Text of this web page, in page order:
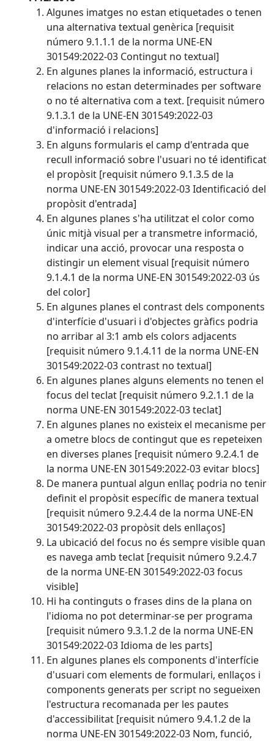
Algunes imatges no estan etiquetades o tenen
una alternativa textual genèrica [requisit
número 9.1.1.1 de la norma UNE-EN
301549:2022-03 Contingut no textual]
En algunes planes la informació, estructura i
relacions no estan determinades per software
o no té alternativa com a text. [requisit número
9.1.3.1 de la UNE-EN 301549:2022-03
d'informació i relacions]
En alguns formularis el camp d'entrada que
recull informació sobre l'usuari no té identificat
el propòsit [requisit número 9.1.3.5 de la
norma UNE-EN 301549:2022-03 Identificació del
propòsit d'entrada]
En algunes planes s'ha utilitzat el color como
únic mitjà visual per a transmetre informació,
indicar una acció, provocar una resposta o
distingir un element visual [requisit número
9.1.4.1 de la norma UNE-EN 301549:2022-03 ús
del color]
En algunes planes el contrast dels components
d'interfície d'usuari i d'objectes gràfics podria
no arribar al 3:1 amb els colors adjacents
[requisit número 9.1.4.11 de la norma UNE-EN
301549:2022-03 contrast no textual]
En algunes planes alguns elements no tenen el
focus del teclat [requisit número 9.2.1.1 de la
norma UNE-EN 301549:2022-03 teclat]
En algunes planes no existeix el mecanisme per
a ometre blocs de contingut que es repeteixen
en diverses planes [requisit número 9.2.4.1 de
la norma UNE-EN 301549:2022-03 evitar blocs]
De manera puntual algun enllaç podria no tenir
definit el propòsit específic de manera textual
[requisit número 9.2.4.4 de la norma UNE-EN
301549:2022-03 propòsit dels enllaços]
La ubicació del focus no és sempre visible quan
es navega amb teclat [requisit número 9.2.4.7
de la norma UNE-EN 301549:2022-03 focus
visible]
Hi ha continguts o frases dins de la plana on
l'idioma no pot determinar-se per programa
[requisit número 9.3.1.2 de la norma UNE-EN
301549:2022-03 Idioma de les parts]
En algunes planes els components d'interfície
d'usuari com elements de formulari, enllaços i
components generats per script no segueixen
l'estructura recomanada per les pautes
d'accessibilitat [requisit número 9.4.1.2 de la
norma UNE-EN 301549:2022-03 Nom, funció,